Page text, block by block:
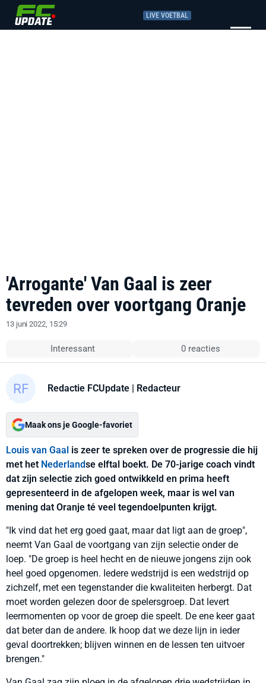
LIVE VOETBAL
'Arrogante' Van Gaal is zeer
tevreden over voortgang Oranje
13 juni 2022, 15:29
Interessant 0 reacties
Redactie FCUpdate | Redacteur
Maak ons je Google-favoriet
Louis van Gaal is zeer te spreken over de progressie die hij
met het Nederlandse elftal boekt. De 70-jarige coach vindt
dat zijn selectie zich goed ontwikkeld en prima heeft
gepresenteerd in de afgelopen week, maar is wel van
mening dat Oranje té veel tegendoelpunten krijgt.
"Ik vind dat het erg goed gaat, maar dat ligt aan de groep",
neemt Van Gaal de voortgang van zijn selectie onder de
loep. "De groep is heel hecht en de nieuwe jongens zijn ook
heel goed opgenomen. Iedere wedstrijd is een wedstrijd op
zichzelf, met een tegenstander die kwaliteiten herbergt. Dat
moet worden gelezen door de spelersgroep. Dat levert
leermomenten op voor de groep die speelt. De ene keer gaat
dat beter dan de andere. Ik hoop dat we deze lijn in ieder
geval doortrekken; blijven winnen en de lessen ten uitvoer
brengen."